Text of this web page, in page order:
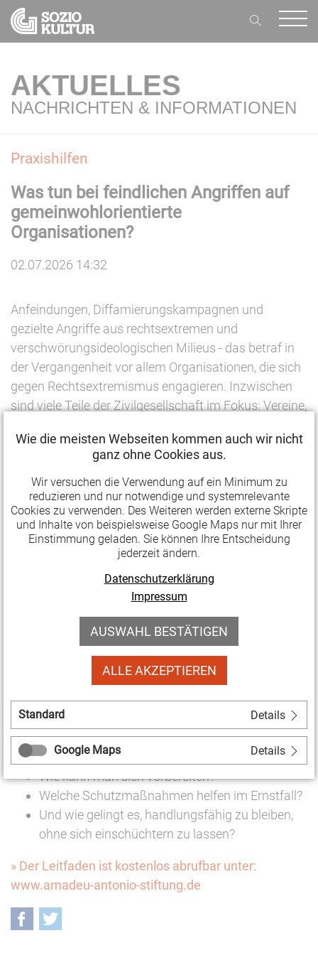
AKTUELLES
NACHRICHTEN & INFORMATIONEN
Praxishilfen
Was tun bei feindlichen Angriffen auf
gemeinwohlorientierte
Organisationen?
02.07.2026 14:32
Anfeindungen, Diffamierungskampagnen und
gezielte Angriffe aus rechtsextremen und
verschwörungsideologischen Milieus - das betraf in
der Vergangenheit vor allem Organisationen, die sich
gegen Rechtsextremismus engagieren. Inzwischen
sind viele Teile der Zivilgesellschaft im Fokus: Vereine,
Organisationen aus den Bereichen Klima, Gesundheit
und soziale Gerechtigkeit. Die Angriffe folgen oft
ähnlichen Mustern: von organisierten
Empörungswellen über Desinformation bis hin zu
Einschüchterungsversuchen und persönlichen
Bedrohungen.
Mit dem neuen Leitfaden "Feindliche Angriffe auf
gemeinwohlorientierte Organisationen" bündelt die
Analysen und praktische Handlungsempfehlungen
aus der Auseinandersetzung mit rechtsextremen
Angriffen. Er wurde gemeinsam mit Expert*innen und
Praktiker*innen aus der Zivilgesellschaft entwickelt.
Der Leitfaden soll Organisationen konkrete
Hilfestellung geben:
Wie lassen sich Angriffe früh erkennen?
Wie kann man sich vorbereiten?
Welche Schutzmaßnahmen helfen im Ernstfall?
Und wie gelingt es, handlungsfähig zu bleiben,
ohne sich einschüchtern zu lassen?
» Der Leitfaden ist kostenlos abrufbar unter:
www.amadeu-antonio-stiftung.de
Facebook
Wie die meisten Webseiten kommen auch wir nicht
ganz ohne Cookies aus.
Wir versuchen die Verwendung auf ein Minimum zu
reduzieren und nur notwendige und systemrelevante
Cookies zu verwenden. Des Weiteren werden externe Skripte
und Inhalte von beispielsweise Google Maps nur mit Ihrer
Einstimmung geladen. Sie können Ihre Entscheidung
jederzeit ändern.
Datenschutzerklärung
Impressum
AUSWAHL BESTÄTIGEN
ALLE AKZEPTIEREN
Standard Details
Google Maps Details